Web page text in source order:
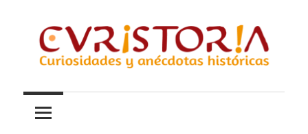
contenido
Curistoria
y
anécdotas